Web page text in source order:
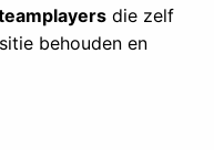
die zelf
behouden en